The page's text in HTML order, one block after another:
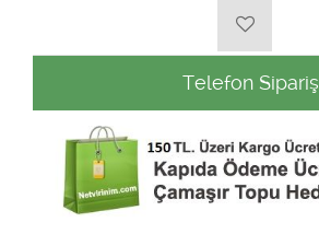
Telefon Sipariş